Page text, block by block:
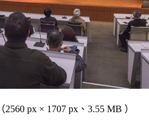
（2560 px × 1707 px、3.55 MB ）